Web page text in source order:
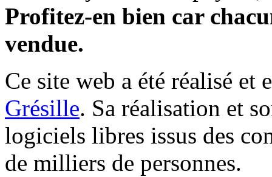
Profitez-en bien car
vendue.
Ce site web a été réalisé et
Grésille. Sa réalisation et
logiciels libres issus des
de milliers de personnes.